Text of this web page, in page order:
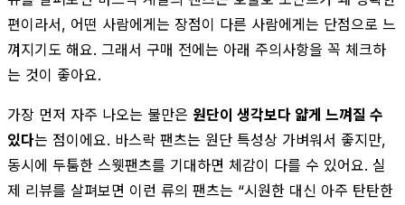
편이라서, 어떤 사람에게는 장점이 다른 사람에게는 단점으로 느
껴지기도 해요. 그래서 구매 전에는 아래 주의사항을 꼭 체크하
는 것이 좋아요.
가장 먼저 자주 나오는 불만은 원단이 생각보다 얇게 느껴질 수
있다는 점이에요. 바스락 팬츠는 원단 특성상 가벼워서 좋지만,
동시에 두툼한 스웻팬츠를 기대하면 체감이 다를 수 있어요. 실
제 리뷰를 살펴보면 이런 류의 팬츠는 “시원한 대신 아주 탄탄한